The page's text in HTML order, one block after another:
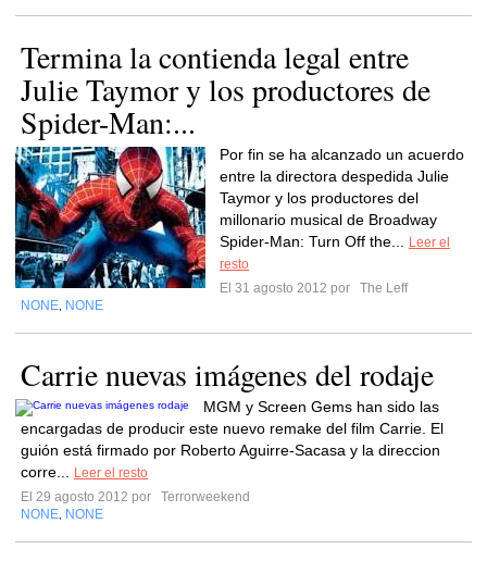
Termina la contienda legal entre
Julie Taymor y los productores de
Spider-Man:...
Por fin se ha alcanzado un acuerdo
entre la directora despedida Julie
Taymor y los productores del
millonario musical de Broadway
Spider-Man: Turn Off the...
Leer el
resto
El 31 agosto 2012 por
The Leff
NONE NONE
Carrie nuevas imágenes del rodaje
MGM y Screen Gems han sido las
encargadas de producir este nuevo remake del film Carrie. El
guión está firmado por Roberto Aguirre-Sacasa y la direccion
corre...
Leer el resto
El 29 agosto 2012 por
Terrorweekend
NONE NONE